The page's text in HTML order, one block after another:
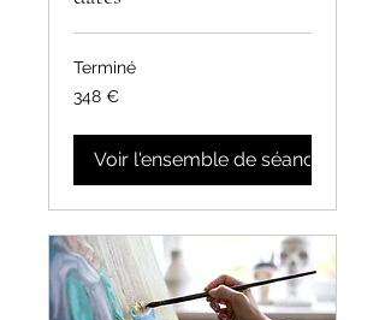
Terminé
348
euros
348 €
Voir l'ensemble de séances